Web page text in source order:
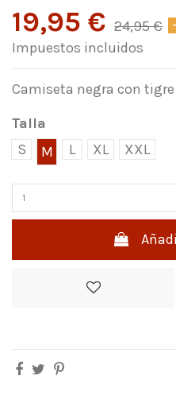
19,95 € 24,95 €
Impuestos incluidos
Camiseta negra con
Talla
S
M L XL XXL